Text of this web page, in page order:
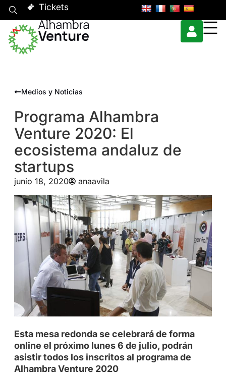
Tickets
Medios y Noticias
Programa Alhambra
Venture 2020: El
ecosistema andaluz de
startups
junio 18, 2020 anaavila
Esta mesa redonda se celebrará de forma
online el próximo lunes 6 de julio, podrán
asistir todos los inscritos al programa de
Alhambra Venture 2020